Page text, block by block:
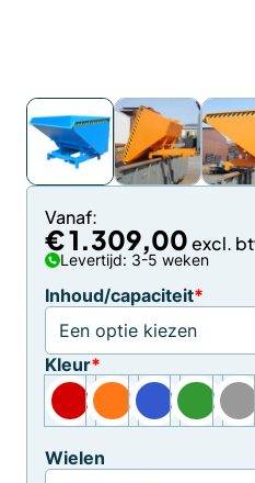
Vanaf:
€1.309,00
Levertijd: 3-5 weken
*
Inhoud/capaciteit
*
Kleur
Wielen